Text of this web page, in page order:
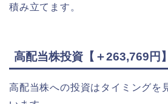
積み立てます。
高配当株投資【＋263,769円】
高配当株への投資はタイミングを